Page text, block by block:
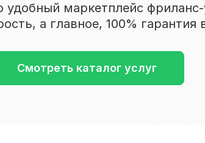
удобный маркетплейс фриланс-
а главное, 100% гарантия
Смотреть каталог услуг